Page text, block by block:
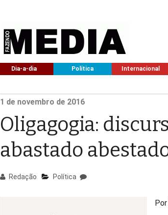
Dia-a-dia Política Internacional
1 de novembro de 2016
Oligagogia:
abastado
Redação Política